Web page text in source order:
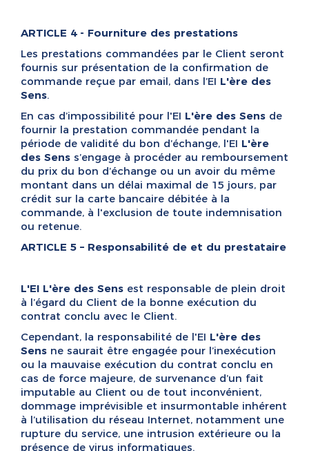
ARTICLE 4 - Fourniture des prestations
Les prestations commandées par le Client seront
fournis sur présentation de la confirmation de
commande reçue par email, dans l’EI L'ère des
Sens.
En cas d’impossibilité pour l'EI L'ère des Sens de
fournir la prestation commandée pendant la
période de validité du bon d’échange, l'EI L'ère
des Sens s’engage à procéder au remboursement
du prix du bon d’échange ou un avoir du même
montant dans un délai maximal de 15 jours, par
crédit sur la carte bancaire débitée à la
commande, à l'exclusion de toute indemnisation
ou retenue.
ARTICLE 5 – Responsabilité de et du prestataire
L'EI L'ère des Sens est responsable de plein droit
à l’égard du Client de la bonne exécution du
contrat conclu avec le Client.
Cependant, la responsabilité de l'EI L'ère des
Sens ne saurait être engagée pour l’inexécution
ou la mauvaise exécution du contrat conclu en
cas de force majeure, de survenance d’un fait
imputable au Client ou de tout inconvénient,
dommage imprévisible et insurmontable inhérent
à l’utilisation du réseau Internet, notamment une
rupture du service, une intrusion extérieure ou la
présence de virus informatiques.